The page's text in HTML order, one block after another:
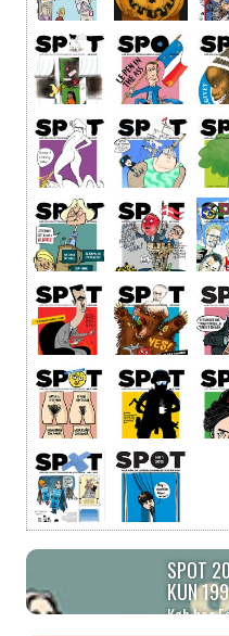
SPOT
KUN
Køb hos